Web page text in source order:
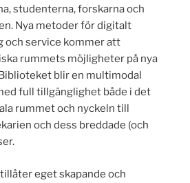
studenterna, forskarna och
Nya metoder för digitalt
och service kommer att
rummets möjligheter på nya
blir en multimodal
full tillgänglighet både i det
rummet och nyckeln till
och dess breddade (och
eget skapande och